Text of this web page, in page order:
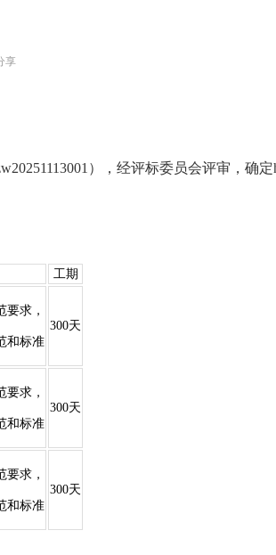
享
），经评标委员会评审，确定
工期
要求 ，
和标准
300天
要求 ，
和标准
300天
要求 ，
和标准
300天